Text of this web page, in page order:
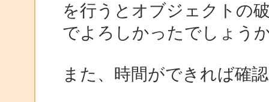
を行うとオブジェクトの
でよろしかったでしょう
また、時間ができれば確